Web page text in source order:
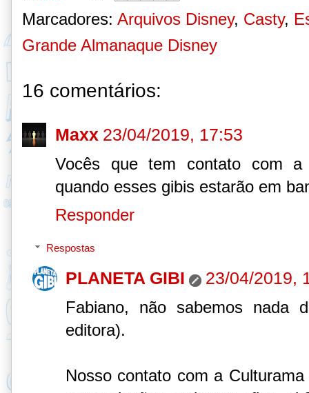
Marcadores: Arquivos Disney, Casty,
Grande Almanaque Disney
16 comentários:
Maxx 23/04/2019, 17:53
Vocês que tem contato com a
quando esses gibis estarão em
Responder
Respostas
PLANETA GIBI 23/04/2019,
Fabiano, não sabemos nada
editora).
Nosso contato com a